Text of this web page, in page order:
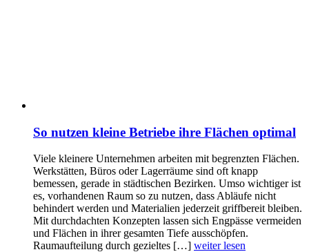
So nutzen kleine Betriebe ihre Flächen optimal
Viele kleinere Unternehmen arbeiten mit begrenzten Flächen.
Werkstätten, Büros oder Lagerräume sind oft knapp
bemessen, gerade in städtischen Bezirken. Umso wichtiger ist
es, vorhandenen Raum so zu nutzen, dass Abläufe nicht
behindert werden und Materialien jederzeit griffbereit bleiben.
Mit durchdachten Konzepten lassen sich Engpässe vermeiden
und Flächen in ihrer gesamten Tiefe ausschöpfen.
Raumaufteilung durch gezieltes […] weiter lesen